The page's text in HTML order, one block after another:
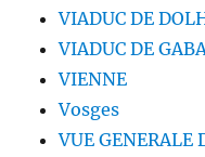
VIADUC DE
VIADUC DE
VIENNE
Vosges
VUE GENERALE